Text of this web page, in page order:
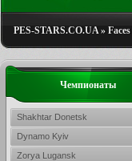
PES-STARS.CO.UA»
Чемпионаты
Shakhtar Donetsk
Dynamo Kyiv
Zorya Lugansk